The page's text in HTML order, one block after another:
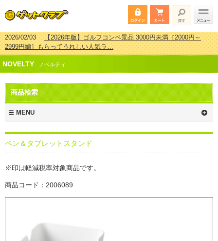
2026/02/03【2026年版】ゴルフコンペ景品 3000円未満［2000円～
2999円編］もらってうれしい人気ラ…
2026/07/15【2026年版】ビンゴゲーム景品おすすめ金額別人気ランキ
ング 更新しました！
2026/04/03【2026年版】ゴルフコンペ景品 3000円未満［2000円～
2999円編］もらってうれしい人気ラ…
2026/02/16
新しました！
NOVELTY ノベルティ
商品検索
MENU
ペン＆タブレットスタンド
※印は軽減税率対象商品です。
商品コード：2006089